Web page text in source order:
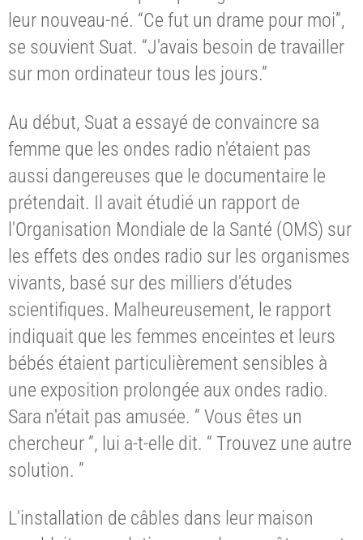
leur nouveau-né. “Ce fut un drame pour moi”,
se souvient Suat. “J'avais besoin de travailler
sur mon ordinateur tous les jours.”
Au début, Suat a essayé de convaincre sa
femme que les ondes radio n'étaient pas
aussi dangereuses que le documentaire le
prétendait. Il avait étudié un rapport de
l'Organisation Mondiale de la Santé (OMS) sur
les effets des ondes radio sur les organismes
vivants, basé sur des milliers d'études
scientifiques. Malheureusement, le rapport
indiquait que les femmes enceintes et leurs
bébés étaient particulièrement sensibles à
une exposition prolongée aux ondes radio.
Sara n'était pas amusée. “ Vous êtes un
chercheur ”, lui a-t-elle dit. “ Trouvez une autre
solution. ”
L'installation de câbles dans leur maison